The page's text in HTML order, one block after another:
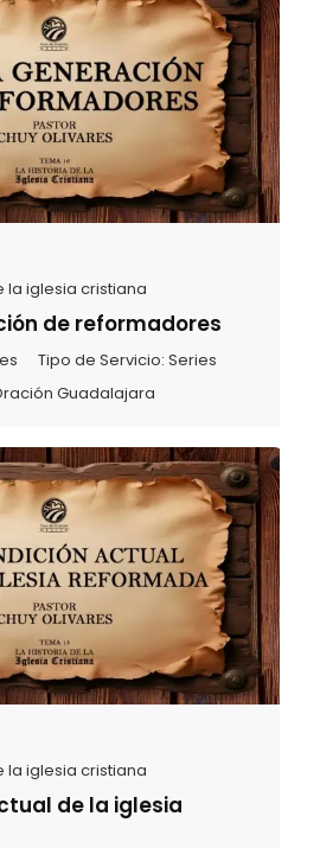
la iglesia cristiana
de reformadores
Tipo de Servicio:Series
Guadalajara
la iglesia cristiana
de la iglesia